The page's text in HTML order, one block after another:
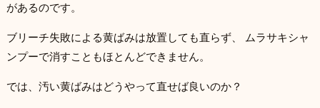
があるのです。
ブリーチ失敗による黄ばみは放置しても直らず、 ムラサキシャ
ンプーで消すこともほとんどできません。
では、汚い黄ばみはどうやって直せば良いのか？